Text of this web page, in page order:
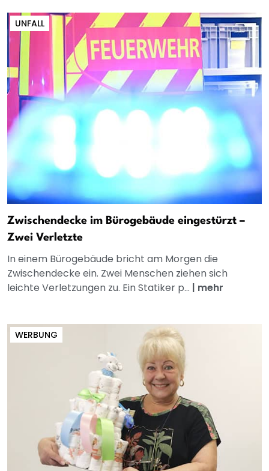
UNFALL
Zwischendecke im Bürogebäude eingestürzt –
Zwei Verletzte
In einem Bürogebäude bricht am Morgen die
Zwischendecke ein. Zwei Menschen ziehen sich
leichte Verletzungen zu. Ein Statiker p... | mehr
WERBUNG